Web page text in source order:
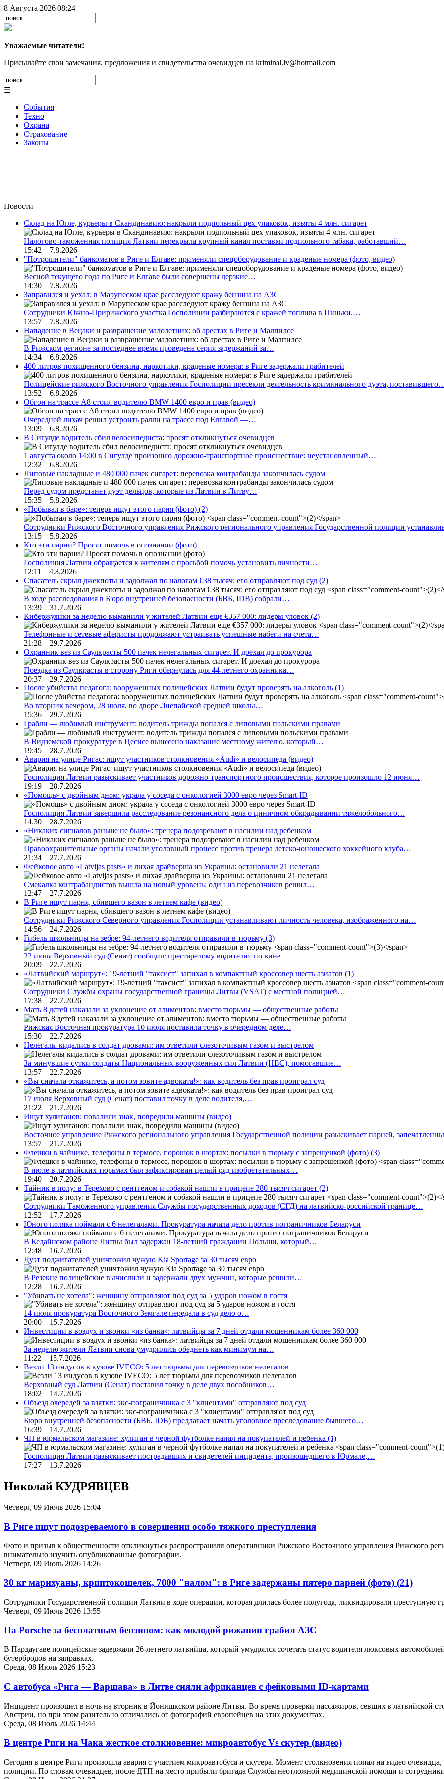
8 Августа 2026 08:24
Уважаемые читатели!
Присылайте свои замечания, предложения и свидетельства очевидцев на kriminal.lv@hotmail.com
☰
События
Техно
Охрана
Страхование
Законы
Новости
Склад на Югле, курьеры в Скандинавию: накрыли подпольный цех упаковок, изъяты 4 млн. сигарет
Налогово-таможенная полиция Латвии перекрыла крупный канал поставки подпольного табака, работавший…
15:42 7.8.2026
"Потрошители" банкоматов в Риге и Елгаве: применяли спецоборудование и краденые номера (фото, видео)
Весной текущего года по Риге и Елгаве были совершены дерзкие…
14:30 7.8.2026
Заправился и уехал: в Марупеском крае расследуют кражу бензина на АЗС
Сотрудники Южно-Пририжского участка Госполиции разбираются с кражей топлива в Пиньки.…
13:57 7.8.2026
Нападение в Вецаки и развращение малолетних: об арестах в Риге и Малпилсе
В Рижском регионе за последнее время проведена серия задержаний за…
14:34 6.8.2026
400 литров похищенного бензина, наркотики, краденые номера: в Риге задержали грабителей
Полицейские рижского Восточного управления Госполиции пресекли деятельность криминального дуэта,
13:52 6.8.2026
Обгон на трассе А8 стоил водителю BMW 1400 евро и прав (видео)
Очередной лихач решил устроить ралли на трассе под Елгавой —…
13:09 6.8.2026
В Сигулде водитель сбил велосипедиста: просят откликнуться очевидцев
1 августа около 14:00 в Сигулде произошло дорожно-транспортное происшествие: неустановленный…
12:32 6.8.2026
Липовые накладные и 480 000 пачек сигарет: перевозка контрабанды закончилась судом
Перед судом предстанет дуэт дельцов, которые из Латвии в Литву…
15:35 5.8.2026
«Побывал в баре»: теперь ищут этого парня (фото) (2)
Сотрудники Рижского Восточного управления Рижского регионального управления Государственной полиции
13:15 5.8.2026
Кто эти парни? Просят помочь в опознании (фото)
Госполиция Латвии обращается к жителям с просьбой помочь установить личности…
12:11 4.8.2026
Спасатель скрыл джекпоты и задолжал по налогам €38 тысяч: его отправляют под суд (2)
В ходе расследования в Бюро внутренней безопасности (БВБ, IDB) собрали…
13:39 31.7.2026
Кибержулики за неделю выманили у жителей Латвии еще €357 000: лидеры уловок (2)
Телефонные и сетевые аферисты продолжают устраивать успешные набеги на счета…
21:28 29.7.2026
Охранник вез из Саулкрасты 500 пачек нелегальных сигарет. И доехал до прокурора
Поездка из Саулкрасты в сторону Риги обернулась для 44-летнего охранника…
20:37 29.7.2026
После убийства педагога: вооруженных полицейских Латвии будут проверять на алкоголь (1)
Во вторник вечером, 28 июля, во дворе Лиепайской средней школы…
15:36 29.7.2026
Грабли — любимый инструмент: водитель трижды попался с липовыми польскими правами
В Видземской прокуратуре в Цесисе вынесено наказание местному жителю, который…
19:45 28.7.2026
Авария на улице Ригас: ищут участников столкновения «Audi» и велосипеда (видео)
Госполиция Латвии разыскивает участников дорожно-транспортного происшествия, которое произошло 12 июня…
19:19 28.7.2026
«Помощь» с двойным дном: украла у соседа с онкологией 3000 евро через Smart-ID
Госполиция Латвии завершила расследование резонансного дела о циничном обкрадывании тяжелобольного…
14:30 28.7.2026
«Никаких сигналов раньше не было»: тренера подозревают в насилии над ребенком
Правоохранительные органы начали уголовный процесс против тренера детско-юношеского хоккейного клуба…
21:34 27.7.2026
Фейковое авто «Latvijas pasts» и лихая драйверша из Украины: остановили 21 нелегала
Смекалка контрабандистов вышла на новый уровень: один из перевозчиков решил…
12:47 27.7.2026
В Риге ищут парня, сбившего вазон в летнем кафе (видео)
Сотрудники Рижского Северного управления Госполиции устанавливают личность человека, изображенного на…
14:56 24.7.2026
Гибель школьницы на зебре: 94-летнего водителя отправили в тюрьму (3)
22 июля Верховный суд (Сенат) сообщил: престарелому водителю, по вине…
20:09 22.7.2026
«Латвийский маршрут»: 19-летний "таксист" запихал в компактный кроссовер шесть азиатов (1)
Сотрудники Службы охраны государственной границы Литвы (VSAT) с местной полицией…
17:38 22.7.2026
Мать 8 детей наказали за уклонение от алиментов: вместо тюрьмы — общественные работы
Рижская Восточная прокуратура 10 июля поставила точку в очередном деле…
15:30 22.7.2026
Нелегалы кидались в солдат дровами: им ответили слезоточивым газом и выстрелом
За минувшие сутки солдаты Национальных вооруженных сил Латвии (НВС), помогавшие…
13:57 22.7.2026
«Вы сначала откажитесь, а потом зовите адвоката!»: как водитель без прав проиграл суд
17 июля Верховный суд (Сенат) поставил точку в деле водителя,…
21:22 21.7.2026
Ищут хулиганов: повалили знак, повредили машины (видео)
Восточное управление Рижского регионального управления Государственной полиции разыскивает парней,
13:57 21.7.2026
Флешки в чайнике, телефоны в термосе, порошок в шортах: посылки в тюрьму с запрещенкой (фото) (3)
В июле в латвийских тюрьмах был зафиксирован целый ряд изобретательных…
19:40 20.7.2026
Тайник в полу: в Терехово с рентгеном и собакой нашли в прицепе 280 тысяч сигарет (2)
Сотрудники Таможенного управления Службы государственных доходов (СГД) на латвийско-российской границе…
12:52 17.7.2026
Юного поляка поймали с 6 нелегалами. Прокуратура начала дело против пограничников Беларуси
В Кедайнском районе Литвы был задержан 18-летний гражданин Польши, который…
12:48 16.7.2026
Дуэт поджигателей уничтожил чужую Kia Sportage за 30 тысяч евро
В Резекне полицейские вычислили и задержали двух мужчин, которые решили…
12:28 16.7.2026
"Убивать не хотела": женщину отправляют под суд за 5 ударов ножом в гостя
14 июля прокуратура Восточного Земгале передала в суд дело о…
20:00 15.7.2026
Инвестиции в воздух и звонки «из банка»: латвийцы за 7 дней отдали мошенникам более 360 000
За неделю жители Латвии снова умудрились обеднеть как минимум на…
11:22 15.7.2026
Везли 13 индусов в кузове IVECO: 5 лет тюрьмы для перевозчиков нелегалов
Верховный суд Латвии (Сенат) поставил точку в деле двух пособников…
18:02 14.7.2026
Объезд очередей за взятки: экс-пограничника с 3 "клиентами" отправляют под суд
Бюро внутренней безопасности (БВБ, IDB) предлагает начать уголовное преследование бывшего…
16:39 14.7.2026
ЧП в юрмальском магазине: хулиган в черной футболке напал на покупателей и ребенка (1)
Госполиция Латвии разыскивает пострадавших и свидетелей инцидента, произошедшего в Юрмале,…
17:27 13.7.2026
Николай КУДРЯВЦЕВ
Четверг, 09 Июль 2026 15:04
В Риге ищут подозреваемого в совершении особо тяжкого преступления
Фото и призыв к общественности откликнуться распространили оперативники Рижского Восточного управления Рижского
внимательно изучить опубликованные фотографии.
Четверг, 09 Июль 2026 14:26
30 кг марихуаны, криптокошелек, 7000 "налом": в Риге задержаны пятеро парней (фото) (21)
Сотрудники Государственной полиции Латвии в ходе операции, которая длилась более полугода, ликвидировали
Четверг, 09 Июль 2026 13:55
На Porsche за бесплатным бензином: как молодой рижанин грабил АЗС
В Пардаугаве полицейские задержали 26-летнего латвийца, который умудрялся сочетать статус водителя люксовых
бутербродов на заправках.
Среда, 08 Июль 2026 15:23
С автобуса «Рига — Варшава» в Литве сняли африканцев с фейковыми ID-картами
Инцидент произошел в ночь на вторник в Йонишкском районе Литвы. Во время проверки пассажиров, севших в латвийской
Австрии, но при этом разительно отличались от фотографий европейцев на этих документах.
Среда, 08 Июль 2026 14:44
В центре Риги на Чака жесткое столкновение: микроавтобус Vs скутер (видео)
Сегодня в центре Риги произошла авария с участием микроавтобуса и скутера. Момент столкновения попал на видео
полиции. По словам очевидцев, после ДТП на место прибыли бригада Службы неотложной медицинской помощи и